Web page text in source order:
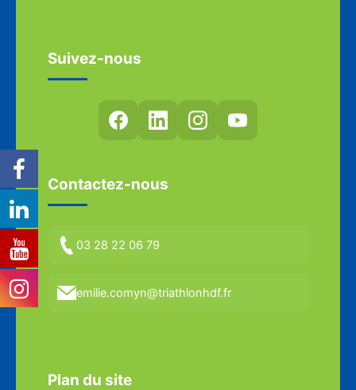
Suivez-nous
Contactez-nous
03 28 22 06 79
emilie.comyn@triathlonhdf.fr
Plan du site